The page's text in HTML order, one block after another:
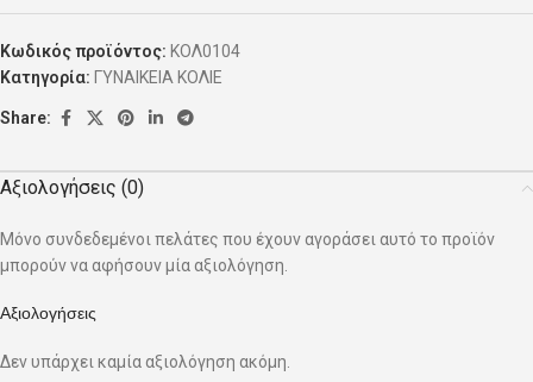
Κωδικός προϊόντος: ΚΟΛ0104
Κατηγορία: ΓΥΝΑΙΚΕΙΑ ΚΟΛΙΕ
Share:
Αξιολογήσεις (0)
Αξιολογήσεις
Δεν υπάρχει καμία αξιολόγηση ακόμη.
Μόνο συνδεδεμένοι πελάτες που έχουν αγοράσει αυτό το προϊόν
μπορούν να αφήσουν μία αξιολόγηση.